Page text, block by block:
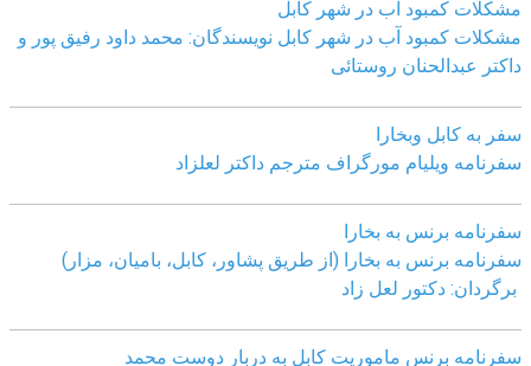
مشکلات کمبود آب در شهر کابل
مشکلات کمبود آب در شهر کابل نویسندگان: محمد داود رفیق پور و
داکتر عبدالحنان روستائی
سفر به کابل وبخارا
سفرنامه ویلیام مورگراف مترجم داکتر لعلزاد
سفرنامه برنس به بخارا
سفرنامه برنس به بخارا (از طریق پشاور، کابل، بامیان، مزار)
برگردان: دکتور لعل زاد
سفرنامه برنس ماموریت کابل به دربار دوست محمد